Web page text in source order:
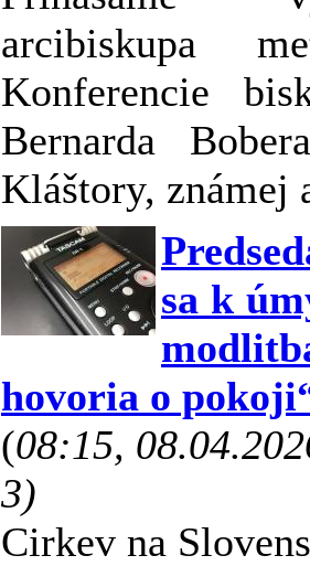
arcibiskupa
Konferencie
Bernarda
Kláštory, známej
sa k
hovoria o
(08:15,
3)
Cirkev na